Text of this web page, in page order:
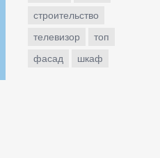
строительство
телевизор
топ
фасад
шкаф